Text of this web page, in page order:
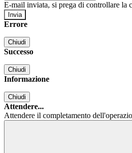
E-mail inviata, si prega di controllare la
Errore
Chiudi
Successo
Chiudi
Informazione
Chiudi
Attendere...
Attendere il completamento